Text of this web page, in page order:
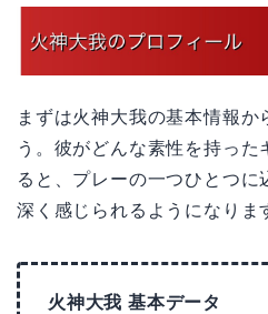
まずは火神大我の基本情報か
う。彼がどんな素性を持った
ると、プレーの一つひとつに
深く感じられるようになりま
火神大我 基本データ